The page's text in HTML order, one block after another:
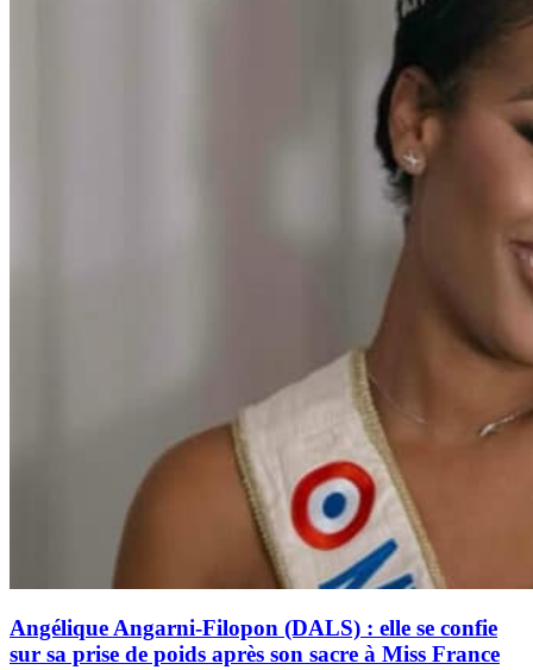
Angélique Angarni-Filopon (DALS) : elle se confie
sur sa prise de poids après son sacre à Miss France